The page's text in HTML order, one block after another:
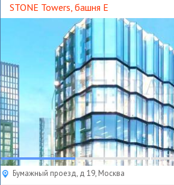
STONE Towers, башня Е
Бумажный проезд, д 19, Москва